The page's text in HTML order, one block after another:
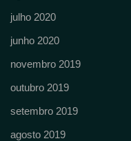
julho 2020
junho 2020
novembro 2019
outubro 2019
setembro 2019
agosto 2019